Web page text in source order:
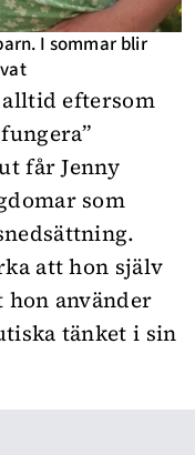
I sommar blir
eftersom
får Jenny
som
att hon själv
hon använder
tänket i sin